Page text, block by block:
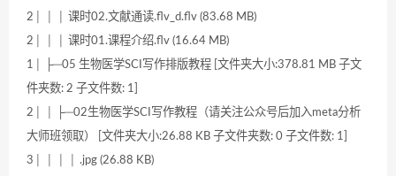
2│ │ │ 课时02.文献通读.flv_d.flv (83.68 MB)
2│ │ │ 课时01.课程介绍.flv (16.64 MB)
1│ ├─05 生物医学SCI写作排版教程 [文件夹大小:378.81 MB 子文
件夹数: 2 子文件数: 1]
2│ │ ├─02生物医学SCI写作教程（请关注公众号后加入meta分析
大师班领取） [文件夹大小:26.88 KB 子文件夹数: 0 子文件数: 1]
3│ │ │ │ .jpg (26.88 KB)